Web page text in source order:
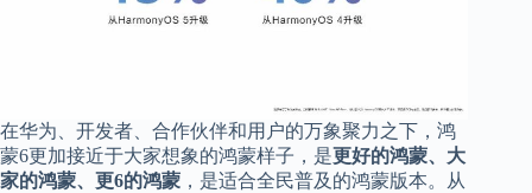
在华为、开发者、合作伙伴和用户的万象聚力之下，鸿
蒙6更加接近于大家想象的鸿蒙样子，是更好的鸿蒙、大
家的鸿蒙、更6的鸿蒙 ，是适合全民普及的鸿蒙版本。从